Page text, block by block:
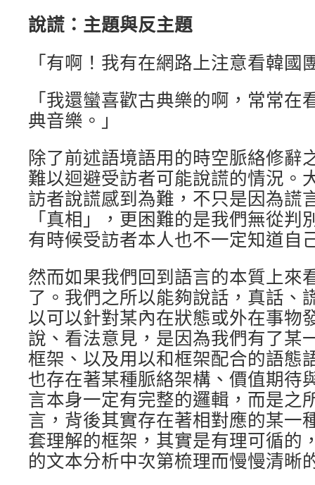
說謊：主題與反主題
「有啊！我有在網路上注意看韓國
「我還蠻喜歡古典樂的啊，常常在
典音樂。」
除了前述語境語用的時空脈絡修辭
難以迴避受訪者可能說謊的情況。
訪者說謊感到為難，不只是因為謊
「真相」，更困難的是我們無從判
有時候受訪者本人也不一定知道自
然而如果我們回到語言的本質上來
了。我們之所以能夠說話，真話、
以可以針對某內在狀態或外在事物
說、看法意見，是因為我們有了某
框架、以及用以和框架配合的語態
也存在著某種脈絡架構、價值期待
言本身一定有完整的邏輯，而是之
言，背後其實存在著相對應的某一
套理解的框架，其實是有理可循的
的文本分析中次第梳理而慢慢清晰